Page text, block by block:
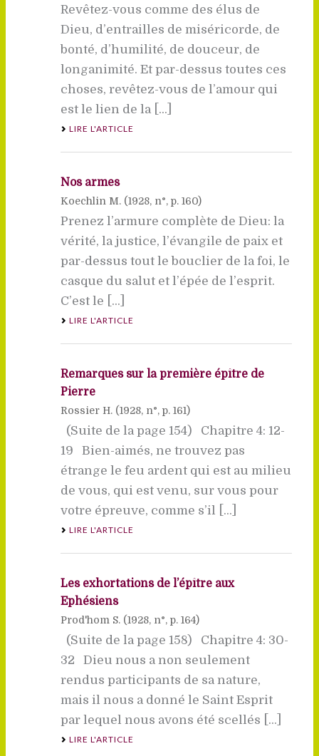
Revêtez-vous comme des élus de
Dieu, d’entrailles de miséricorde, de
bonté, d’humilité, de douceur, de
longanimité. Et par-dessus toutes ces
choses, revêtez-vous de l’amour qui
est le lien de la [...]
LIRE L'ARTICLE
Nos armes
Koechlin M. (1928, n°, p. 160)
Prenez l’armure complète de Dieu: la
vérité, la justice, l’évangile de paix et
par-dessus tout le bouclier de la foi, le
casque du salut et l’épée de l’esprit.
C’est le [...]
LIRE L'ARTICLE
Remarques sur la première épître de
Pierre
Rossier H. (1928, n°, p. 161)
(Suite de la page 154) Chapitre 4: 12-
19 Bien-aimés, ne trouvez pas
étrange le feu ardent qui est au milieu
de vous, qui est venu, sur vous pour
votre épreuve, comme s’il [...]
LIRE L'ARTICLE
Les exhortations de l’épître aux
Ephésiens
Prod'hom S. (1928, n°, p. 164)
(Suite de la page 158) Chapitre 4: 30-
32 Dieu nous a non seulement
rendus participants de sa nature,
mais il nous a donné le Saint Esprit
par lequel nous avons été scellés [...]
LIRE L'ARTICLE